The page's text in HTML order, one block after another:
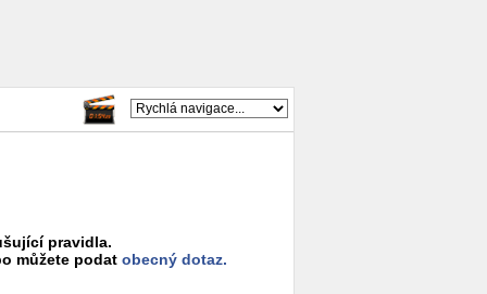
pravidla.
můžete podat obecný dotaz.